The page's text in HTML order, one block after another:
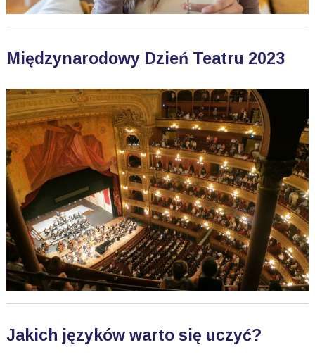
Międzynarodowy Dzień Teatru 2023
Jakich języków warto się uczyć?